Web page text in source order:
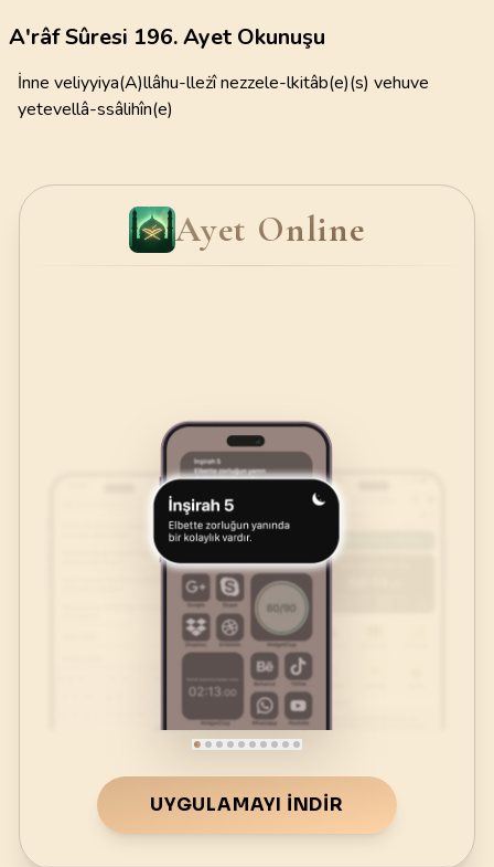
A'râf Sûresi 196. Ayet Okunuşu
İnne veliyyiya(A)llâhu-lleżî nezzele-lkitâb(e)(s) vehuve
yetevellâ-ssâlihîn(e)
Ayet Online
UYGULAMAYI İNDIR